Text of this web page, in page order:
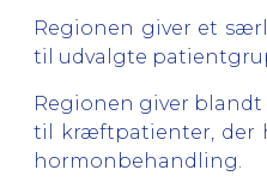
Regionen giver et
til udvalgte
Regionen giver
til kræftpatienter, der
hormonbehandling.